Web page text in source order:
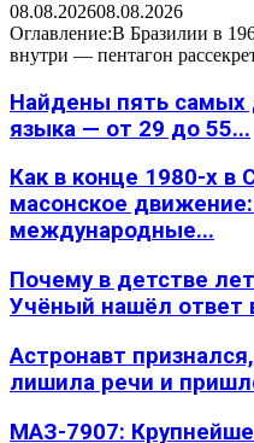
08.08.202608.08.2026
Оглавление:В Бразилии в
внутри — пентагон
Найдены пять самых
языка — от 29 до 55...
Как в конце 1980-х в
масонское
международные...
Почему в детстве
Учёный нашёл ответ
Астронавт
лишила речи и
МАЗ-7907: